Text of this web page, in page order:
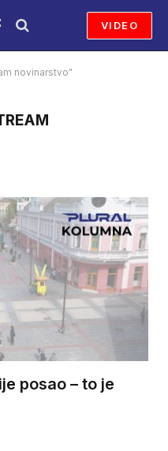
VIDEO
novinarstvo"
posao – to je